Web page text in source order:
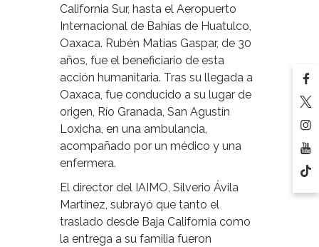
California Sur, hasta el Aeropuerto
Internacional de Bahías de Huatulco,
Oaxaca. Rubén Matías Gaspar, de 30
años, fue el beneficiario de esta
acción humanitaria. Tras su llegada a
Oaxaca, fue conducido a su lugar de
origen, Río Granada, San Agustín
Loxicha, en una ambulancia,
acompañado por un médico y una
enfermera.
El director del IAIMO, Silverio Ávila
Martínez, subrayó que tanto el
traslado desde Baja California como
la entrega a su familia fueron